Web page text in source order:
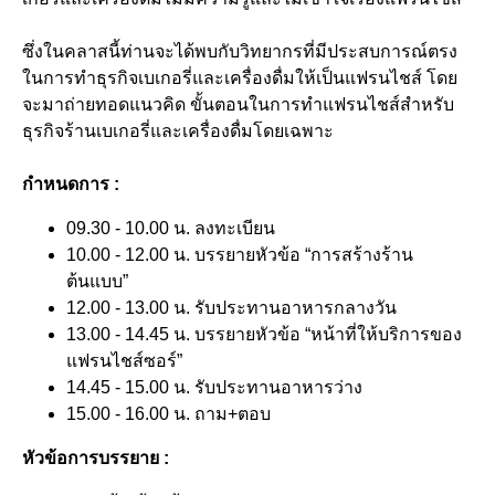
ซึ่งในคลาสนี้ท่านจะได้พบกับวิทยากรที่มีประสบการณ์ตรง
ในการทำธุรกิจเบเกอรี่และเครื่องดื่มให้เป็นแฟรนไชส์ โดย
จะมาถ่ายทอดแนวคิด ขั้นตอนในการทำแฟรนไชส์สำหรับ
ธุรกิจร้านเบเกอรี่และเครื่องดื่มโดยเฉพาะ
กำหนดการ :
09.30 - 10.00 น. ลงทะเบียน
10.00 - 12.00 น. บรรยายหัวข้อ “การสร้างร้าน
ต้นแบบ”
12.00 - 13.00 น. รับประทานอาหารกลางวัน
13.00 - 14.45 น. บรรยายหัวข้อ “หน้าที่ให้บริการของ
แฟรนไชส์ซอร์”
14.45 - 15.00 น. รับประทานอาหารว่าง
15.00 - 16.00 น. ถาม+ตอบ
หัวข้อการบรรยาย :